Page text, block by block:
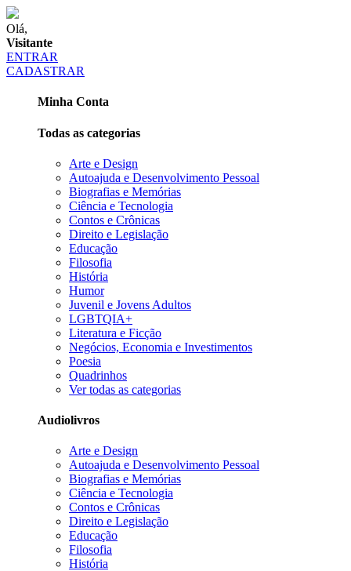
Olá,
Visitante
ENTRAR
CADASTRAR
Minha Conta
Todas as categorias
Arte e Design
Autoajuda e Desenvolvimento Pessoal
Biografias e Memórias
Ciência e Tecnologia
Contos e Crônicas
Direito e Legislação
Educação
Filosofia
História
Humor
Juvenil e Jovens Adultos
LGBTQIA+
Literatura e Ficção
Negócios, Economia e Investimentos
Poesia
Quadrinhos
Ver todas as categorias
Audiolivros
Arte e Design
Autoajuda e Desenvolvimento Pessoal
Biografias e Memórias
Ciência e Tecnologia
Contos e Crônicas
Direito e Legislação
Educação
Filosofia
História